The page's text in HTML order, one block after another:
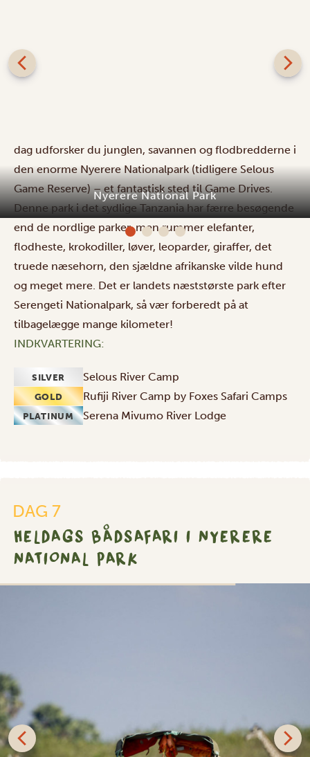
Nyerere National Park
dag udforsker du junglen, savannen og flodbredderne i
den enorme Nyerere Nationalpark (tidligere Selous
Game Reserve) – et fantastisk sted til Game Drives.
Denne park i det sydlige Tanzania har færre besøgende
end de nordlige parker, men rummer elefanter,
flodheste, krokodiller, løver, leoparder, giraffer, det
truede næsehorn, den sjældne afrikanske vilde hund
og meget mere. Det er landets næststørste park efter
Serengeti Nationalpark, så vær forberedt på at
tilbagelægge mange kilometer!
INDKVARTERING:
SILVER Selous River Camp
GOLD Rufiji River Camp by Foxes Safari Camps
PLATINUM Serena Mivumo River Lodge
DAG 7
HELDAGS BÅDSAFARI I NYERERE
NATIONAL PARK